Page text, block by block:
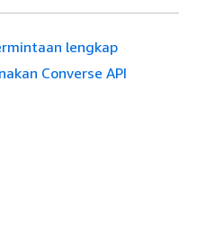
lengkap
Converse API